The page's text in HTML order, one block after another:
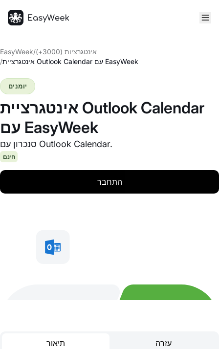
EasyWeek/
אינטגרציות (3000+)
/
אינטגרציית Outlook Calendar עם EasyWeek
אינטגרציית Outlook Calendar
עם EasyWeek
סנכרון עם Outlook Calendar.
יומנים
חינם
התחבר
תיאור עזרה